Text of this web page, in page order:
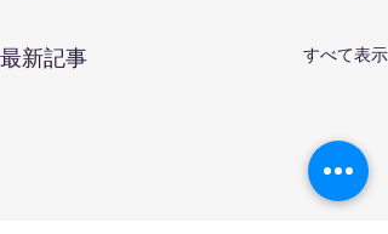
最新記事 すべて表示